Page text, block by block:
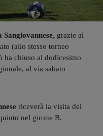
grazie al
(allo stesso torneo
ha chiuso al dodicesimo
al via sabato
riceverà la visita del
nel girone B.